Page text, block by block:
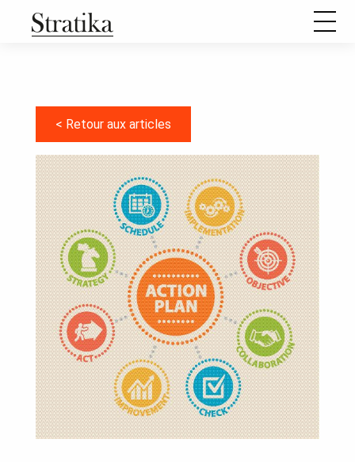
projet stratégique ?
Nos formations
Nos articles
< Retour aux articles